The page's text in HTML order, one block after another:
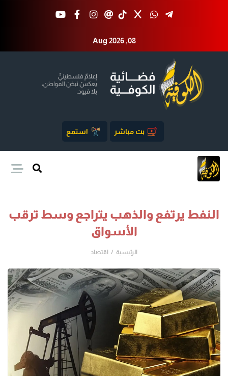
Aug 2026 ,08
بث مباشر استمع
النفط يرتفع والذهب يتراجع وسط ترقب
الأسواق
الرئيسية اقتصاد